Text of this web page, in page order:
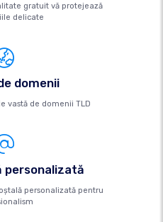
gratuit vă protejează
delicate
domenii
vastă de domenii TLD
personalizată
personalizată pentru